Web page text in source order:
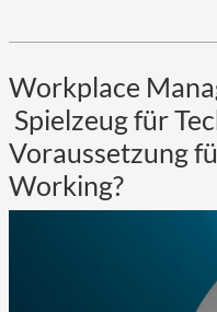
Workplace
Spielzeug für
Voraussetzung
Working?